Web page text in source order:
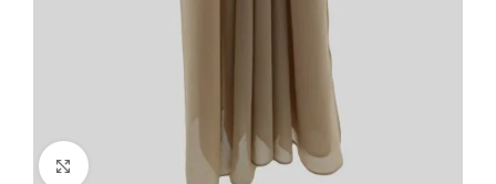
Click to enlarge